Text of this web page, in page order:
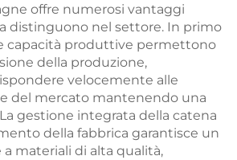
offre numerosi vantaggi
distinguono nel settore. In primo
capacità produttive permettono
della produzione,
velocemente alle
del mercato mantenendo una
gestione integrata della catena
della fabbrica garantisce un
a materiali di alta qualità,